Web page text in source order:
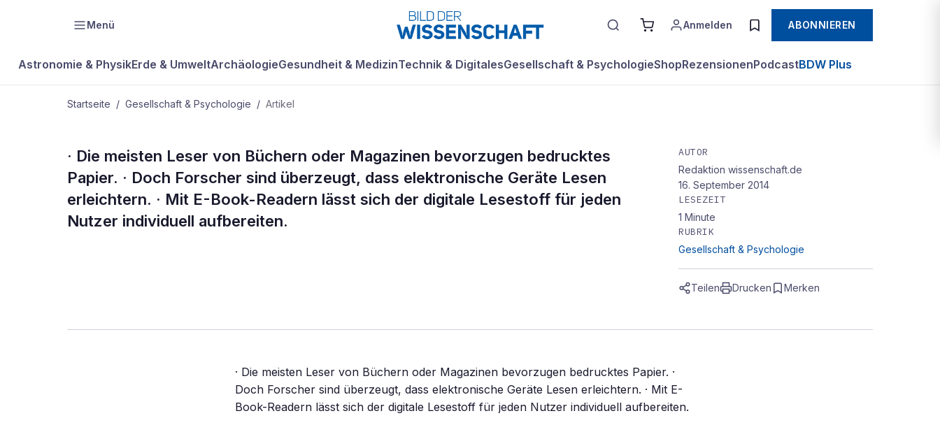
Menü Anmelden ABONNIEREN
Astronomie & PhysikErde & UmweltArchäologieGesundheit & MedizinTechnik & DigitalesGesellschaft & PsychologieShopRezensionenPodcastBDW Plus
Startseite / Gesellschaft & Psychologie / Artikel
GESELLSCHAFT & PSYCHOLOGIE
Kompakt
· Die meisten Leser von Büchern oder Magazinen bevorzugen bedrucktes
Papier. · Doch Forscher sind überzeugt, dass elektronische Geräte Lesen
erleichtern. · Mit E-Book-Readern lässt sich der digitale Lesestoff für jeden
Nutzer individuell aufbereiten.
AUTOR
Redaktion wissenschaft.de
16. September 2014
LESEZEIT
1 Minute
RUBRIK
Gesellschaft & Psychologie
Teilen Drucken Merken
· Die meisten Leser von Büchern oder Magazinen bevorzugen bedrucktes Papier. ·
Doch Forscher sind überzeugt, dass elektronische Geräte Lesen erleichtern. · Mit E-
Book-Readern lässt sich der digitale Lesestoff für jeden Nutzer individuell aufbereiten.